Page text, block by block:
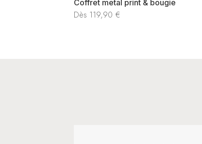
Coffret metal print & bougie
Dès 119,90 €